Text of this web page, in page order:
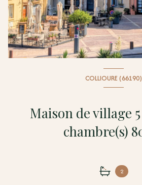
COLLIOURE (66190)
Maison de village 5 pièce(s) 2
2